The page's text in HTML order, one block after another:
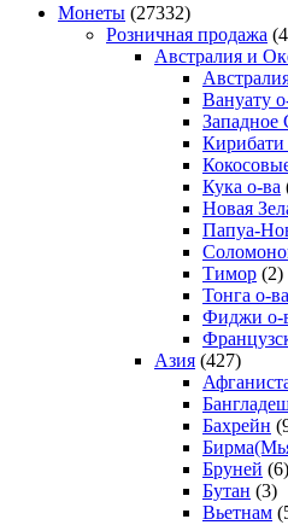
Монеты (27332)
Розничная продажа
Австралия и
Вануату
Западное
Кирибати
Кука о-ва
Новая
Папуа-
Тимор (2)
Тонга о-ва
Фиджи о-
Азия (427)
Бахрейн
Бруней (6)
Бутан (3)
Вьетнам